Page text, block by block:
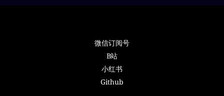
微信订阅号
B站
小红书
Github